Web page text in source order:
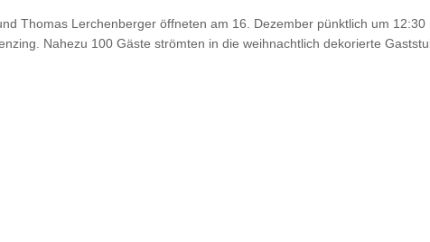
Thomas Lerchenberger öffneten am 16. Dezember pünktlich um
Nahezu 100 Gäste strömten in die weihnachtlich dekorierte